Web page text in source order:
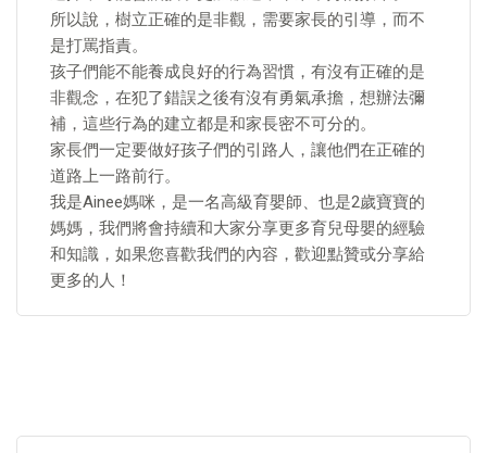
所以說，樹立正確的是非觀，需要家長的引導，而不
是打罵指責。
孩子們能不能養成良好的行為習慣，有沒有正確的是
非觀念，在犯了錯誤之後有沒有勇氣承擔，想辦法彌
補，這些行為的建立都是和家長密不可分的。
家長們一定要做好孩子們的引路人，讓他們在正確的
道路上一路前行。
我是Ainee媽咪，是一名高級育嬰師、也是2歲寶寶的
媽媽，我們將會持續和大家分享更多育兒母嬰的經驗
和知識，如果您喜歡我們的內容，歡迎點贊或分享給
更多的人！